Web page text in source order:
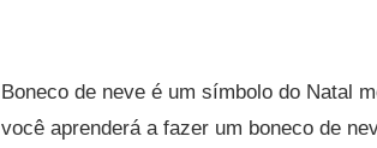
Boneco de neve é um símbolo do Natal
você aprenderá a fazer um boneco de